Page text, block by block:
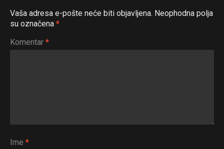
Vaša adresa e-pošte neće biti objavljena. Neophodna polja
su označena *
Komentar *
Ime *